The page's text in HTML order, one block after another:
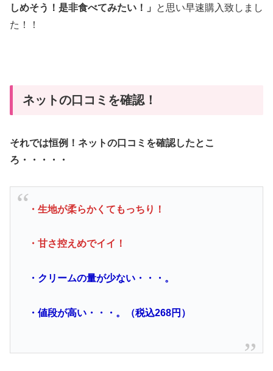
しめそう！是非食べてみたい！」
と思い早速購入致しまし
た！！
ネットの口コミを確認！
それでは恒例！ネットの口コミを確認したとこ
ろ・・・・・
・生地が柔らかくてもっちり！
・甘さ控えめでイイ！
・クリームの量が少ない・・・。
・値段が高い・・・。（税込268円）